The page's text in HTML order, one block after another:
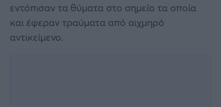
εντόπισαν τα θύματα στο σημείο τα οποία
και έφεραν τραύματα από αιχμηρό
αντικείμενο.